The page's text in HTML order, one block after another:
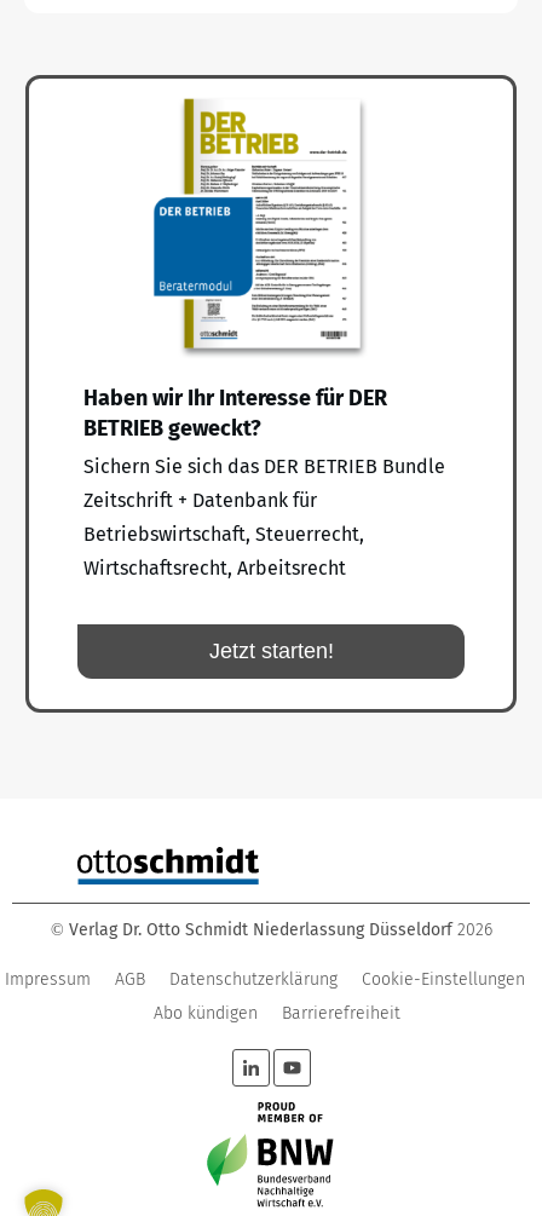
Haben wir Ihr Interesse für DER
BETRIEB geweckt?
Sichern Sie sich das DER BETRIEB Bundle
Zeitschrift + Datenbank für
Betriebswirtschaft, Steuerrecht,
Wirtschaftsrecht, Arbeitsrecht
Jetzt starten!
© Verlag Dr. Otto Schmidt Niederlassung Düsseldorf 2026
Impressum AGB Datenschutzerklärung
Cookie-Einstellungen
Abo kündigen
Barrierefreiheit